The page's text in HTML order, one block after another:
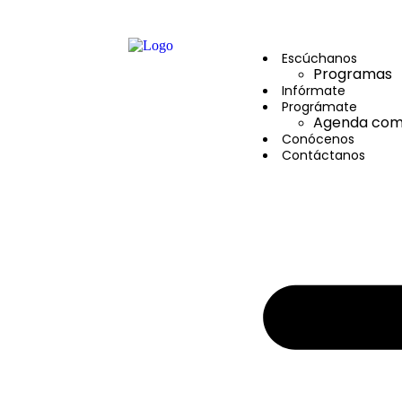
Escúchanos
Programas
Infórmate
Prográmate
Agenda
Conócenos
Contáctanos